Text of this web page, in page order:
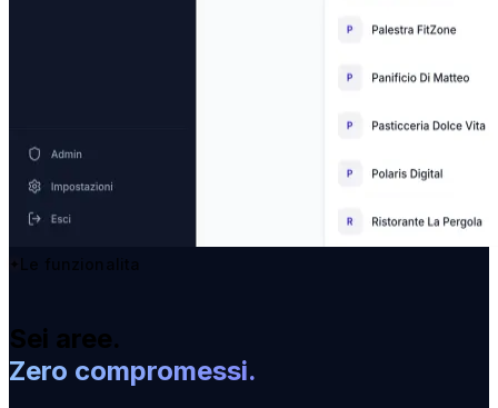
Le funzionalita
Sei aree.
Zero compromessi.